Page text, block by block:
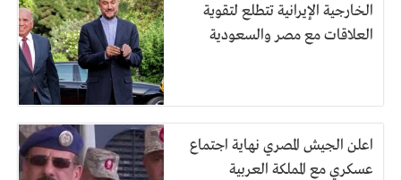
الخارجية الإيرانية تتطلع لتقوية
العلاقات مع مصر والسعودية
اعلن الجيش المصري نهاية اجتماع
عسكري مع المملكة العربية